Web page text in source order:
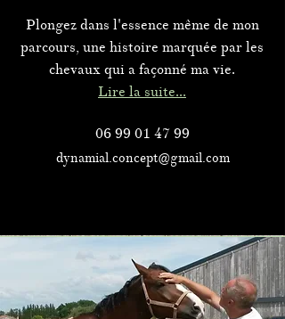
Plongez dans l'essence même de mon
parcours, une histoire marquée par les
chevaux qui a façonné ma vie.
Lire la suite...
06 99 01 47 99
dynamial.concept@gmail.com